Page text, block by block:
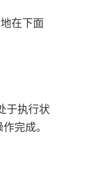
在下面
于执行状
完成。